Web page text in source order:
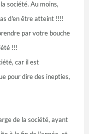
société. Au moins,
d'en être atteint !!!!
par votre bouche
!!!
car il est
pour dire des inepties,
de la société, ayant